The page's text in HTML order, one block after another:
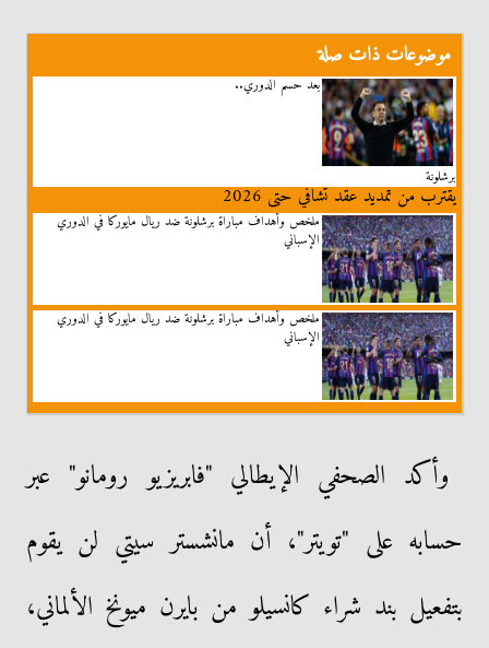
موضوعات ذات صلة
بعد حسم الدوري..
برشلونة
يقترب من تمديد عقد تشافي حتى 2026
ملخص وأهداف مباراة برشلونة ضد ريال مايوركا في الدوري
الإسباني
ملخص وأهداف مباراة برشلونة ضد ريال مايوركا في الدوري
الإسباني
وأكد الصحفي الإيطالي "فابريزيو رومانو" عبر
حسابه على "تويتر"، أن مانشستر سيتي لن يقوم
بتفعيل بند شراء كانسيلو من بايرن ميونخ الألماني،